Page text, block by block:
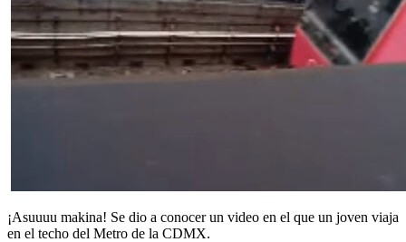
¡Asuuuu makina! Se dio a conocer un video en el que un joven viaja
en el techo del Metro de la CDMX.